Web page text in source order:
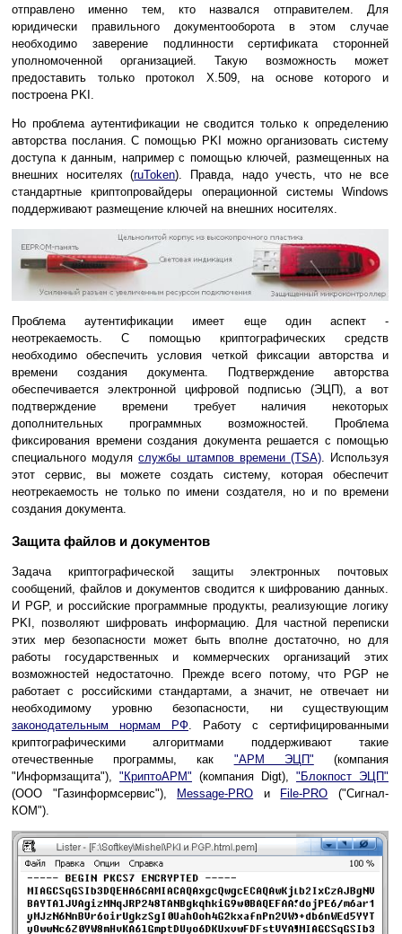
отправлено именно тем, кто назвался отправителем. Для
юридически правильного документооборота в этом случае
необходимо заверение подлинности сертификата сторонней
уполномоченной организацией. Такую возможность может
предоставить только протокол Х.509, на основе которого и
построена PKI.
Но проблема аутентификации не сводится только к определению
авторства послания. С помощью PKI можно организовать систему
доступа к данным, например с помощью ключей, размещенных на
внешних носителях (ruToken). Правда, надо учесть, что не все
стандартные криптопровайдеры операционной системы Windows
поддерживают размещение ключей на внешних носителях.
Проблема аутентификации имеет еще один аспект -
неотрекаемость. С помощью криптографических средств
необходимо обеспечить условия четкой фиксации авторства и
времени создания документа. Подтверждение авторства
обеспечивается электронной цифровой подписью (ЭЦП), а вот
подтверждение времени требует наличия некоторых
дополнительных программных возможностей. Проблема
фиксирования времени создания документа решается с помощью
специального модуляслужбы штампов времени (TSA). Используя
этот сервис, вы можете создать систему, которая обеспечит
неотрекаемость не только по имени создателя, но и по времени
создания документа.
Защита файлов и документов
Задача криптографической защиты электронных почтовых
сообщений, файлов и документов сводится к шифрованию данных.
И PGP, и российские программные продукты, реализующие логику
PKI, позволяют шифровать информацию. Для частной переписки
этих мер безопасности может быть вполне достаточно, но для
работы государственных и коммерческих организаций этих
возможностей недостаточно. Прежде всего потому, что PGP не
работает с российскими стандартами, а значит, не отвечает ни
необходимому уровню безопасности, ни существующим
законодательным нормам РФ . Работу с сертифицированными
криптографическими алгоритмами поддерживают такие
отечественные программы, как "АРМ ЭЦП" (компания
"Информзащита"), "КриптоАРМ" (компания Digt), "Блокпост ЭЦП"
(ООО "Газинформсервис"), Message-PRO и File-PRO ("Сигнал-
КОМ").